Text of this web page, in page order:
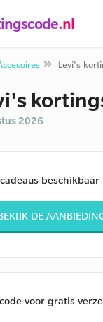
.nl
Levi's
2026
beschikbaar
DE
voor gratis